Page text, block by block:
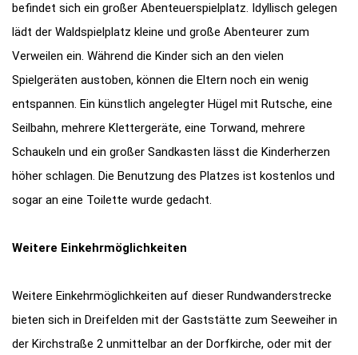
befindet sich ein großer Abenteuerspielplatz. Idyllisch gelegen
lädt der Waldspielplatz kleine und große Abenteurer zum
Verweilen ein. Während die Kinder sich an den vielen
Spielgeräten austoben, können die Eltern noch ein wenig
entspannen. Ein künstlich angelegter Hügel mit Rutsche, eine
Seilbahn, mehrere Klettergeräte, eine Torwand, mehrere
Schaukeln und ein großer Sandkasten lässt die Kinderherzen
höher schlagen. Die Benutzung des Platzes ist kostenlos und
sogar an eine Toilette wurde gedacht.
Weitere Einkehrmöglichkeiten
Weitere Einkehrmöglichkeiten auf dieser Rundwanderstrecke
bieten sich in Dreifelden mit der Gaststätte zum Seeweiher in
der Kirchstraße 2 unmittelbar an der Dorfkirche, oder mit der